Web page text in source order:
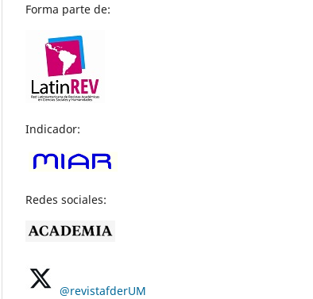
Forma parte de:
Indicador:
Redes sociales:
@revistafderUM